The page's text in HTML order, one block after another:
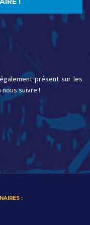
présent sur les
suivre !
: